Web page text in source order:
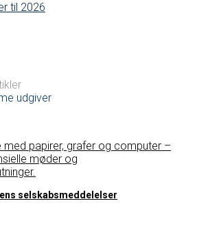
til 2026
udgiver
selskabsmeddelelser